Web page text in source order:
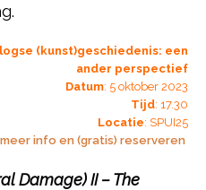
(kunst)geschiedenis: een
ander perspectief
Datum: 5 oktober 2023
Tijd: 17.30
Locatie: SPUI25
info en (gratis) reserveren
Damage) II – The